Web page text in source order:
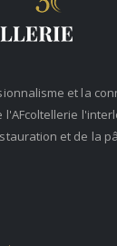
et la
et de la